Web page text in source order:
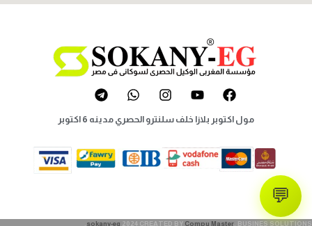
مول اكتوبر بلازا خلف سلنترو الحصري مدينه 6 اكتوبر
sokany-eg 2024 CREATED BY Compu Master . BUSINES SOLUTIONS.
💬